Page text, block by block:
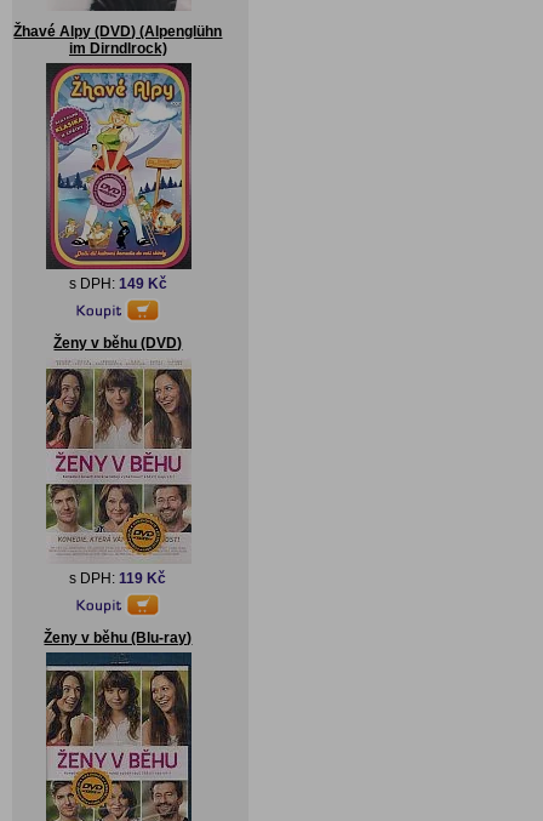
Žhavé Alpy (DVD) (Alpenglühn
im Dirndlrock)
s DPH: 149 Kč
Ženy v běhu (DVD)
s DPH:119 Kč
Ženy v běhu (Blu-ray)